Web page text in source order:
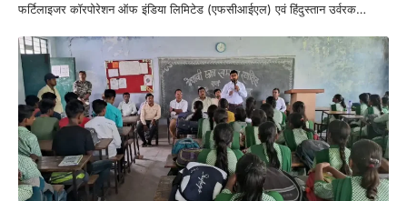
फर्टिलाइजर कॉरपोरेशन ऑफ इंडिया लिमिटेड (एफसीआईएल) एवं हिंदुस्तान उर्वरक…